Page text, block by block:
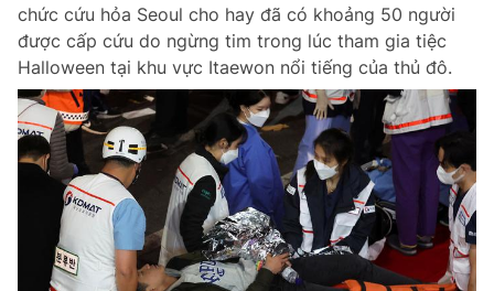
chức cứu hỏa Seoul cho hay đã có khoảng 50 người
được cấp cứu do ngừng tim trong lúc tham gia tiệc
Halloween tại khu vực Itaewon nổi tiếng của thủ đô.